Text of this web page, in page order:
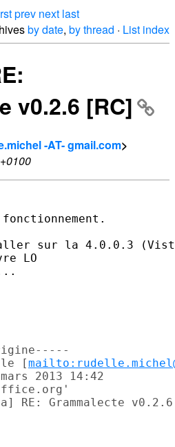
prev next last
by date, by thread · List index
v0.2.6 [RC]
-AT- gmail.com>
sur la 4.0.0.3
LO
[
2013 14:42
RE: Grammalecte